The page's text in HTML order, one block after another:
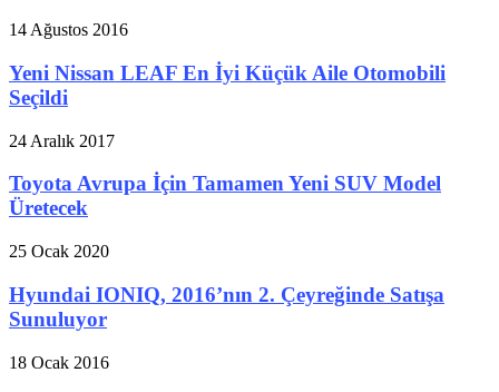
14 Ağustos 2016
Yeni Nissan LEAF En İyi Küçük Aile Otomobili
Seçildi
24 Aralık 2017
Toyota Avrupa İçin Tamamen Yeni SUV Model
Üretecek
25 Ocak 2020
Hyundai IONIQ, 2016’nın 2. Çeyreğinde Satışa
Sunuluyor
18 Ocak 2016